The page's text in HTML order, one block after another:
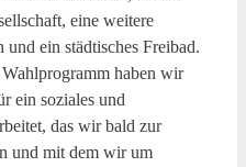
eine weitere
und ein städtisches Freibad.
haben wir
ein soziales und
das wir bald zur
und mit dem wir um